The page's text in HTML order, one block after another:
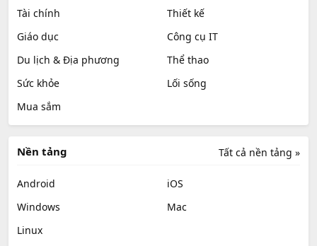
Tài chính
Thiết kế
Giáo dục
Công cụ IT
Du lịch & Địa phương
Thể thao
Sức khỏe
Lối sống
Mua sắm
Tất cả nền tảng »
Nền tảng
Android
iOS
Windows
Mac
Linux